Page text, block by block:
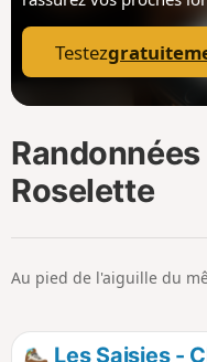
Testez
Randonnées
Roselette
Au pied de l'aiguille du
Les Saisies -